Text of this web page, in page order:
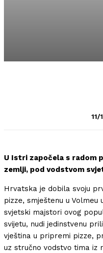
11/
U Istri započela s radom
zemlji, pod vodstvom
Hrvatska je dobila svoju
pizze, smještenu u Volmeu
svjetski majstori ovog
svijetu, nudi jedinstvenu
vještina u pripremi pizze,
uz stručno vodstvo tima iz